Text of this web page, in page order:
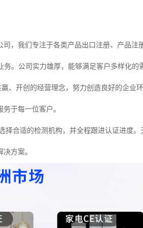
，我们专注于各类产品出口注册、产品注
。公司实力雄厚，能够满足客户多样化的
、开创的经营理念，努力创造良好的企业
于每一位客户。
择合适的检测机构，并全程跟进认证进度。
方案。